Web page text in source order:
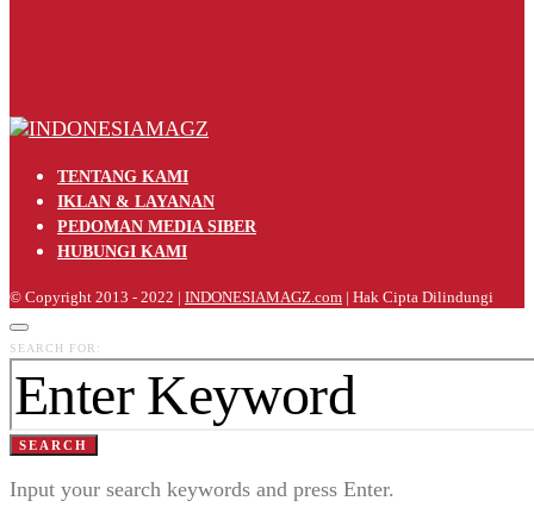
TENTANG KAMI
IKLAN & LAYANAN
PEDOMAN MEDIA SIBER
HUBUNGI KAMI
© Copyright 2013 - 2022 | INDONESIAMAGZ.com | Hak Cipta Dilindungi
SEARCH FOR:
SEARCH
Input your search keywords and press Enter.